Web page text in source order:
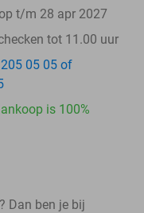
t/m 28 apr 2027
tot 11.00 uur
05 05 of
is 100%
Dan ben je bij